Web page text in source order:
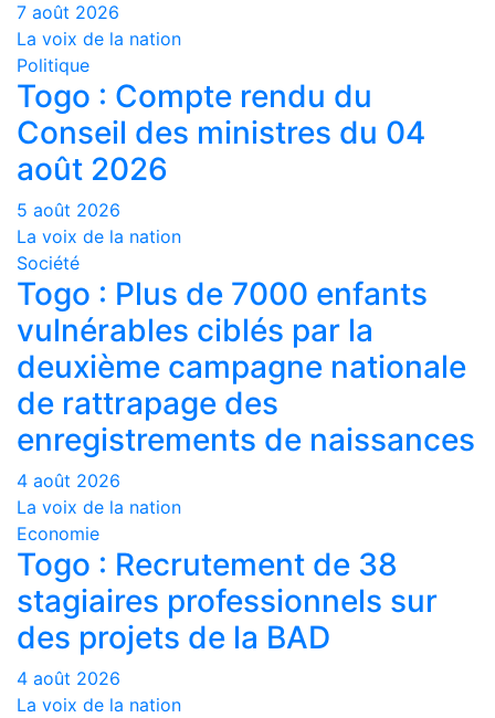
7 août 2026
La voix de la nation
Politique
Togo : Compte rendu du
Conseil des ministres du 04
août 2026
5 août 2026
La voix de la nation
Société
Togo : Plus de 7000 enfants
vulnérables ciblés par la
deuxième campagne nationale
de rattrapage des
enregistrements de naissances
4 août 2026
La voix de la nation
Economie
Togo : Recrutement de 38
stagiaires professionnels sur
des projets de la BAD
4 août 2026
La voix de la nation